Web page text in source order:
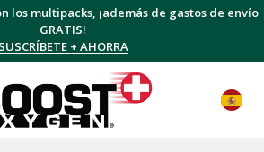
los multipacks, ¡además de gastos de envío
GRATIS!
SUSCRÍBETE + AHORRA